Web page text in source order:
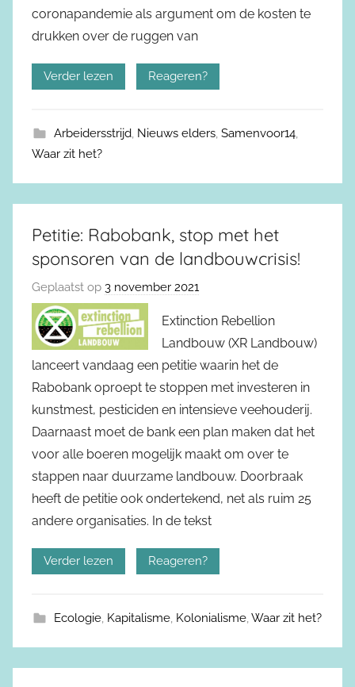
coronapandemie als argument om de kosten te
drukken over de ruggen van
Verder lezen Reageren?
Arbeidersstrijd, Nieuws elders, Samenvoor14,
Waar zit het?
Petitie: Rabobank, stop met het
sponsoren van de landbouwcrisis!
Geplaatst op 3 november 2021
Extinction Rebellion
Landbouw (XR Landbouw)
lanceert vandaag een petitie waarin het de
Rabobank oproept te stoppen met investeren in
kunstmest, pesticiden en intensieve veehouderij.
Daarnaast moet de bank een plan maken dat het
voor alle boeren mogelijk maakt om over te
stappen naar duurzame landbouw. Doorbraak
heeft de petitie ook ondertekend, net als ruim 25
andere organisaties. In de tekst
Verder lezen Reageren?
Ecologie, Kapitalisme, Kolonialisme,Waar zit het?